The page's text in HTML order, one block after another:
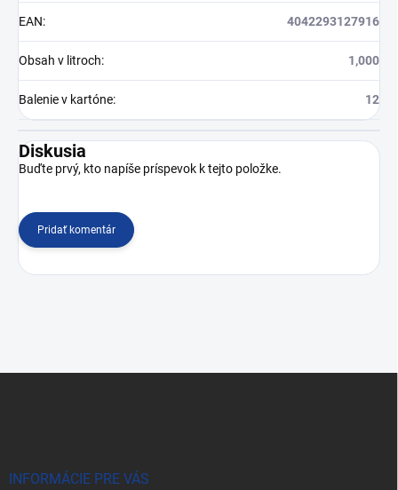
EAN: 4042293127916
Obsah v litroch: 1,000
Balenie v kartóne: 12
Diskusia
Buďte prvý, kto napíše príspevok k tejto položke.
Pridať komentár
INFORMÁCIE PRE VÁS